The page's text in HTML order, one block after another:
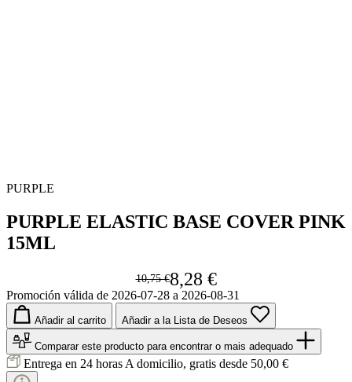
PURPLE
PURPLE ELASTIC BASE COVER PINK
15ML
10,75 €8,28 €
Promoción válida de 2026-07-28 a 2026-08-31
Añadir al carrito Añadir a la Lista de Deseos
Comparar este producto para encontrar o mais adequado
Entrega en 24 horas A domicilio, gratis desde 50,00 €